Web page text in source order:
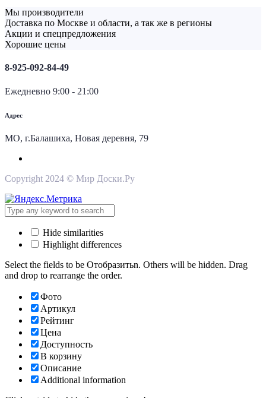
Мы производители
Доставка по Москве и области, а так же в регионы
Акции и спецпредложения
Хорошие цены
8-925-092-84-49
Ежедневно 9:00 - 21:00
Адрес
МО, г.Балашиха, Новая деревня, 79
Copyright 2024 © Мир Доски.Ру
Hide similarities
Highlight differences
Select the fields to be Отобразитьn. Others will be hidden. Drag
and drop to rearrange the order.
Фото
Артикул
Рейтинг
Цена
Доступность
В корзину
Описание
Additional information